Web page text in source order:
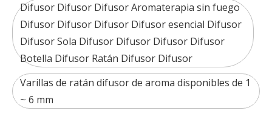
Difusor Difusor Difusor Aromaterapia sin fuego
Difusor Difusor Difusor Difusor esencial Difusor
Difusor Sola Difusor Difusor Difusor Difusor
Botella Difusor Ratán Difusor Difusor
Varillas de ratán difusor de aroma disponibles de 1
~ 6 mm